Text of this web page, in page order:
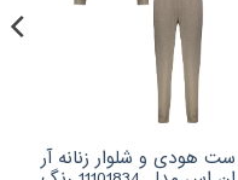
ست هودی و شلوار زنانه آر